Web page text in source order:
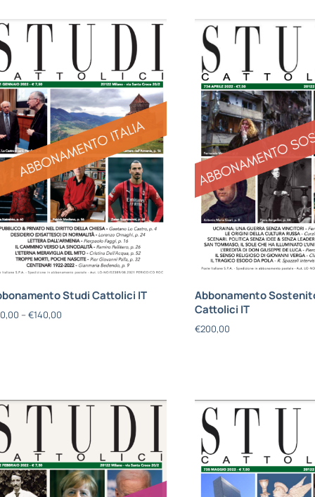
Studi Cattolici IT
– €140,00
Abbonamento
Cattolici IT
€200,00